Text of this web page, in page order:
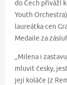
do Čech přiváží
Youth
laureátka cen
Medaile za
„Milena i
mluvit česky,
její koláče (z